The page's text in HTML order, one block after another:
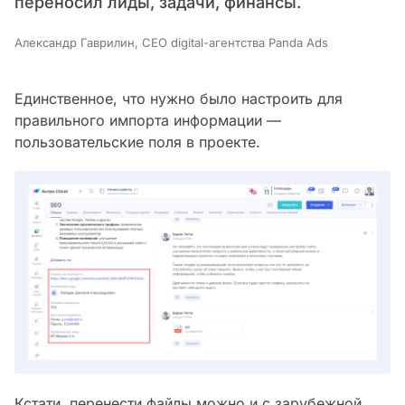
Александр Гаврилин, CEO digital-агентства Panda Ads
Единственное, что нужно было настроить для
правильного импорта информации —
пользовательские поля в проекте.